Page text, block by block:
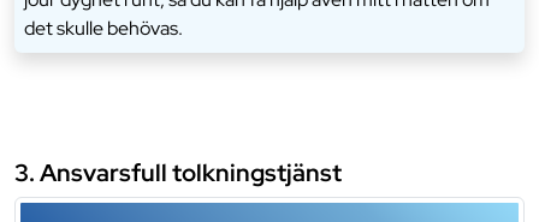
det skulle behövas.
3. Ansvarsfull tolkningstjänst